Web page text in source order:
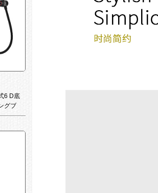
6 D底
グブ
磁気